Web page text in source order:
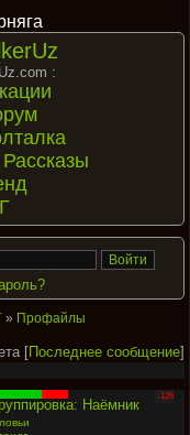
:
» Профайлы
[Последнее сообщение]
-126